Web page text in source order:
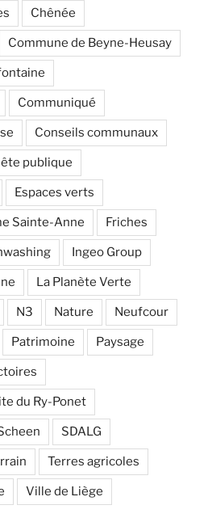
Chênée
Commune de Beyne-Heusay
Communiqué
Conseils communaux
publique
Espaces verts
Sainte-Anne Friches
Ingeo Group
La Planète Verte
N3 Nature Neufcour
Patrimoine Paysage
du Ry-Ponet
SDALG
Terres agricoles
Ville de Liège